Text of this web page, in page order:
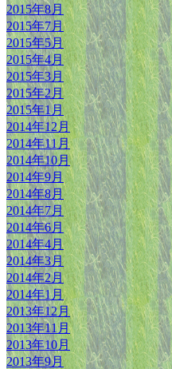
2015年8月
2015年7月
2015年5月
2015年4月
2015年3月
2015年2月
2015年1月
2014年12月
2014年11月
2014年10月
2014年9月
2014年8月
2014年7月
2014年6月
2014年4月
2014年3月
2014年2月
2014年1月
2013年12月
2013年11月
2013年10月
2013年9月